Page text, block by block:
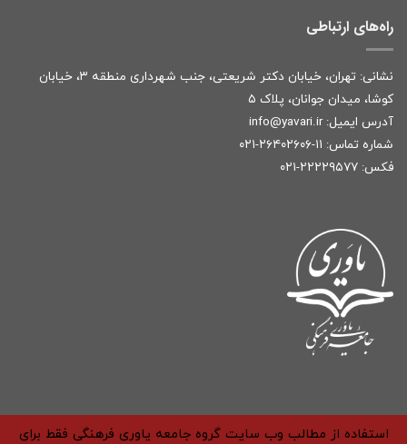
راه‌های ارتباطی
نشانی: تهران، خیابان دکتر شریعتی، جنب شهرداری منطقه ۳، خیابان
کوشا، میدان جوانان، پلاک ۵
آدرس ایمیل: info@yavari.ir
شماره تماس: ۱۱-۲۶۴۰۲۶۰۶-۰۲۱
فکس: ۲۲۲۲۹۵۷۷-۰۲۱
استفاده از مطالب وب سایت گروه جامعه یاوری فرهنگی فقط برای